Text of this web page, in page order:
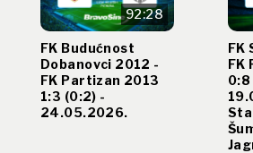
92:28
FK Budućnost
Dobanovci 2012 -
FK Partizan 2013
1:3 (0:2) -
24.05.2026.
FK
FK
0:8